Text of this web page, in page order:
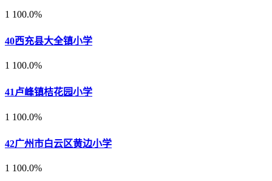
1 100.0%
40西充县大全镇小学
1 100.0%
41 卢峰镇桔花园小学
1 100.0%
42广州市白云区黄边小学
1 100.0%